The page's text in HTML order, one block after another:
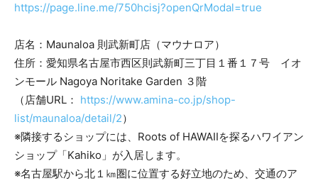
https://page.line.me/750hcisj?openQrModal=true
店名：Maunaloa 則武新町店（マウナロア）
住所：愛知県名古屋市西区則武新町三丁目１番１７号 イオ
ンモール Nagoya Noritake Garden ３階
（店舗URL： https://www.amina-co.jp/shop-
list/maunaloa/detail/2）
※隣接するショップには、Roots of HAWAIIを探るハワイアン
ショップ「Kahiko」が入居します。
※名古屋駅から北１㎞圏に位置する好立地のため、交通のア